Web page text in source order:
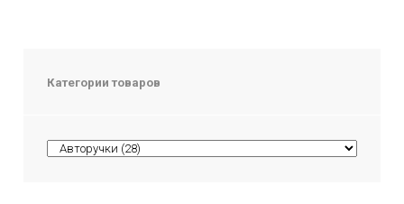
Категории товаров